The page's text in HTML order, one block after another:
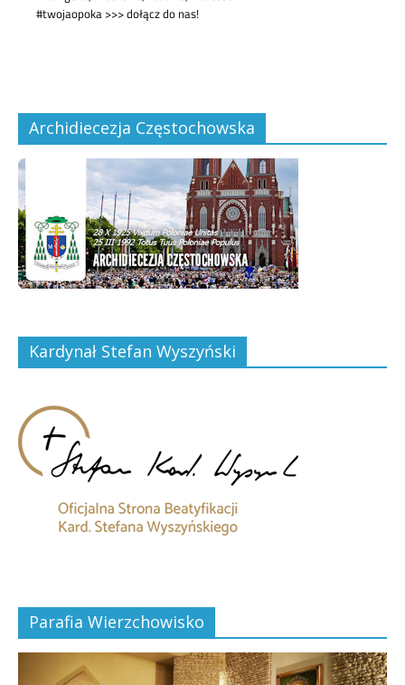
Archidiecezja Częstochowska
Kardynał Stefan Wyszyński
Parafia Wierzchowisko